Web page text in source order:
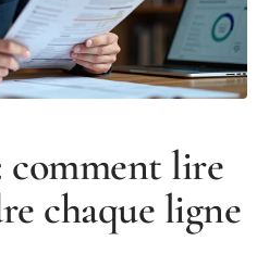
comment lire
chaque ligne